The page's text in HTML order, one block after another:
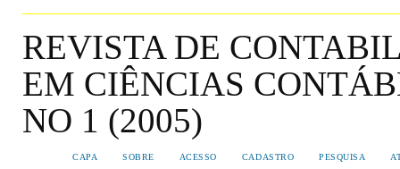
REVISTA DE
EM CIÊNCIAS
NO 1 (2005)
CAPA SOBRE ACESSO CADASTRO PESQUISA